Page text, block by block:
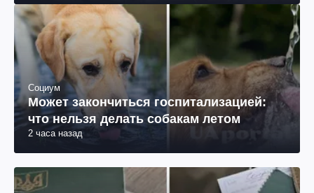
Социум
Может закончиться госпитализацией:
что нельзя делать собакам летом
2 часа назад